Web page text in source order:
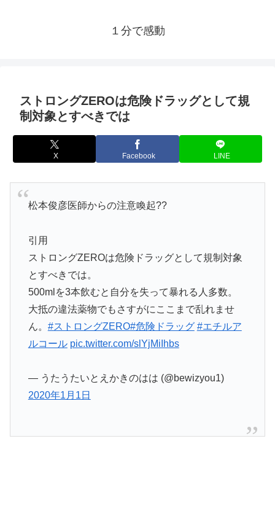
１分で感動
ストロングZEROは危険ドラッグとして規
制対象とすべきでは
X Facebook LINE
松本俊彦医師からの注意喚起??
引用
ストロングZEROは危険ドラッグとして規制対象
とすべきでは。
500mlを3本飲むと自分を失って暴れる人多数。
大抵の違法薬物でもさすがにここまで乱れませ
ん。 #ストロングZERO#危険ドラッグ #エチルア
ルコール pic.twitter.com/slYjMiIhbs
— うたうたいとえかきのはは (@bewizyou1)
2020年1月1日